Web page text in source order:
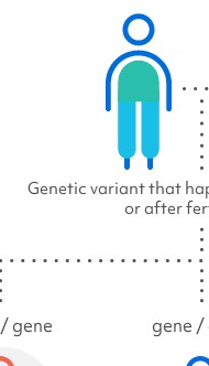
Genetic variant that
or after
/ gene gene /